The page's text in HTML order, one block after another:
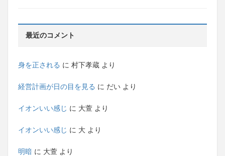
最近のコメント
身を正される に 村下孝蔵 より
経営計画が日の目を見る に だい より
イオンいい感じ に 大萱 より
イオンいい感じ に 大 より
明暗 に 大萱 より